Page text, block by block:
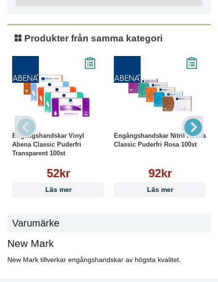
● Patientvård och hantering av kroppsvätskor
● Livsmedelshantering
● Laboratoriearbete
Produkter från samma kategori
Engångshandskar Vinyl
Abena Classic Puderfri
Transparent 100st
52kr
Läs mer
Engångshandskar Nitril Abena
Classic Puderfri Rosa 100st
92kr
Läs mer
Varumärke
New Mark
New Mark tillverkar engångshandskar av högsta kvalitet.